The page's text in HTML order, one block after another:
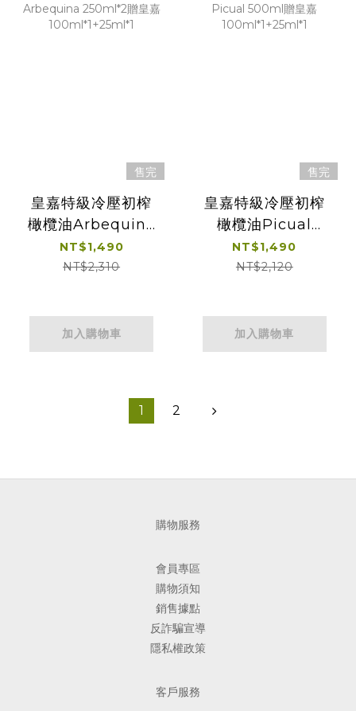
售完
皇嘉特級冷壓初榨
橄欖油Arbequina
250ml*2贈皇嘉
100ml*1+25ml*1
NT$1,490
NT$2,310
加入購物車
售完
皇嘉特級冷壓初榨
橄欖油Picual
500ml贈皇嘉
100ml*1+25ml*1
NT$1,490
NT$2,120
加入購物車
1 2
購物服務
會員專區
購物須知
銷售據點
反詐騙宣導
隱私權政策
客戶服務